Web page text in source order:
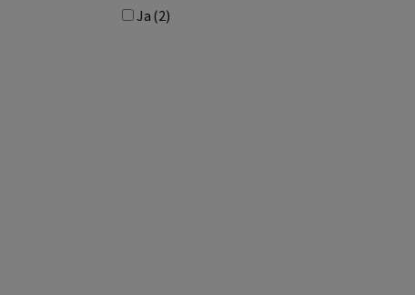
Ja (2)